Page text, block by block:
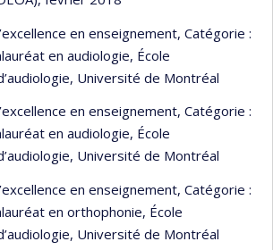
en enseignement, Catégorie :
en audiologie, École
Université de Montréal
en enseignement, Catégorie :
en audiologie, École
Université de Montréal
en enseignement, Catégorie :
en orthophonie, École
Université de Montréal